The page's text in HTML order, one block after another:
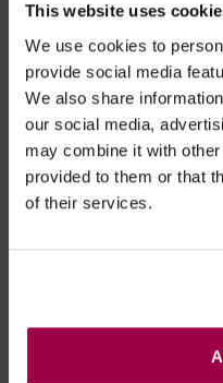
This website uses
We use cookies to
provide social media
We also share
our social media,
may combine it with
provided to them or that
of their services.
Possibilidade de atraso